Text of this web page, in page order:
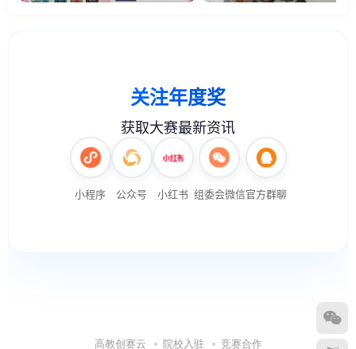
高教创赛云 院校入驻 竞赛合作